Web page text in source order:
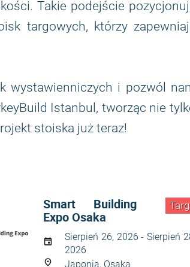
Takie podejście
targowych, którzy
wystawienniczych i pozwól
Istanbul, tworząc nie
stoiska już teraz!
Smart Building
Expo Osaka
Sierpień 26, 2026 - Sierpień
2026
Japonia, Osaka